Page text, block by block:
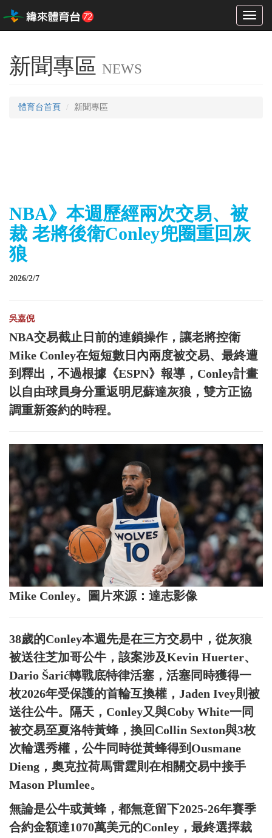
Toggle
新聞專區 NEWS
體育台首頁 新聞專區
NBA》本週歷經兩次交易、被
裁 老將後衛Conley兜圈重回灰
狼
2026/2/7
吳嘉倪
NBA交易截止日前的連鎖操作，讓老將控衛
Mike Conley在短短數日內兩度被交易、最終遭
到釋出，不過根據《ESPN》報導，Conley計畫
以自由球員身分重返明尼蘇達灰狼，雙方正協
調重新簽約的時程。
Mike Conley。圖片來源：達志影像
38歲的Conley本週先是在三方交易中，從灰狼
被送往芝加哥公牛，該案涉及Kevin Huerter、
Dario Šarić轉戰底特律活塞，活塞同時獲得一
枚2026年受保護的首輪互換權，Jaden Ivey則被
送往公牛。隔天，Conley又與Coby White一同
被交易至夏洛特黃蜂，換回Collin Sexton與3枚
次輪選秀權，公牛同時從黃蜂得到Ousmane
Dieng，奧克拉荷馬雷霆則在相關交易中接手
Mason Plumlee。
無論是公牛或黃蜂，都無意留下2025-26年賽季
合約金額達1070萬美元的Conley，最終選擇裁